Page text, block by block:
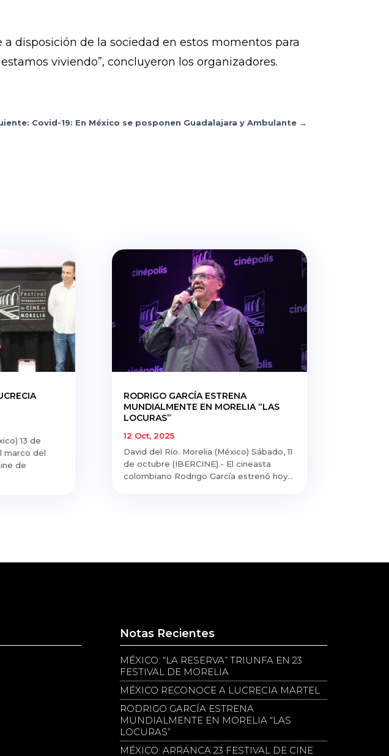
de la sociedad en estos momentos para
viviendo”, concluyeron los organizadores.
Covid-19: En México se posponen Guadalajara y Ambulante→
13 de
marco del
de
RODRIGO GARCÍA ESTRENA
MUNDIALMENTE EN MORELIA “LAS
LOCURAS”
12 Oct, 2025
David del Río. Morelia (México) Sábado, 11
de octubre (IBERCINE).- El cineasta
colombiano Rodrigo García estrenó hoy...
Notas Recientes
MÉXICO: “LA RESERVA” TRIUNFA EN 23
FESTIVAL DE MORELIA
MÉXICO RECONOCE A LUCRECIA MARTEL
RODRIGO GARCÍA ESTRENA
MUNDIALMENTE EN MORELIA “LAS
LOCURAS”
MÉXICO: ARRANCA 23 FESTIVAL DE CINE